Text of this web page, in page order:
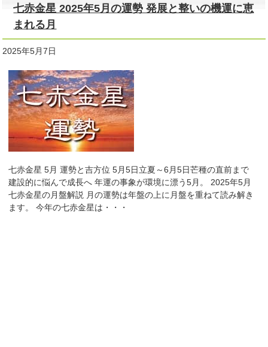
七赤金星 2025年5月の運勢 発展と整いの機運に恵
まれる月
2025年5月7日
七赤金星 5月 運勢と吉方位 5月5日立夏～6月5日芒種の直前まで
建設的に悩んで成長へ 年運の事象が環境に漂う5月。 2025年5月
七赤金星の月盤解説 月の運勢は年盤の上に月盤を重ねて読み解き
ます。 今年の七赤金星は・・・